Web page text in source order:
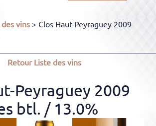
vins > Clos Haut-Peyraguey 2009
RetourListe des vins
Peyraguey 2009
btl. / 13.0%